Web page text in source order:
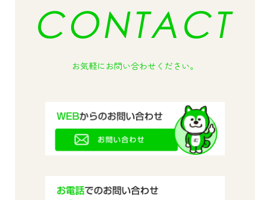
お気軽にお問い合わせください。